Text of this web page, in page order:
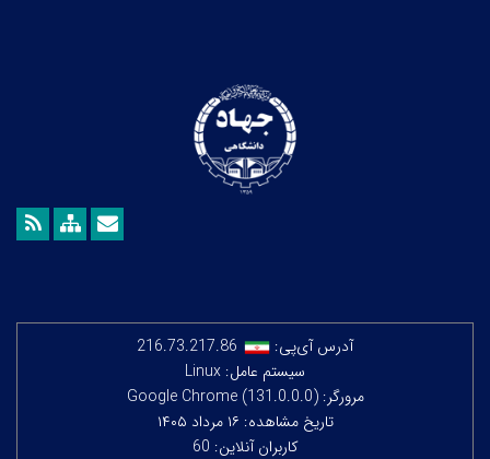
آدرس آی‌پی:
216.73.217.86
سیستم عامل: Linux
مرورگر: Google Chrome (131.0.0.0)
تاریخ مشاهده: ۱۶ مرداد ۱۴۰۵
کاربران آنلاین: 60